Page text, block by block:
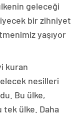
geleceği
bir zihniyet
yaşıyor
kuran
nesilleri
Bu ülke,
tek ülke. Daha